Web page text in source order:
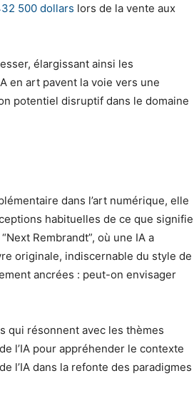
500 dollars lors de la vente aux
élargissant ainsi les
en art pavent la voie vers une
potentiel disruptif dans le domaine
dans l’art numérique, elle
habituelles de ce que signifie
Rembrandt”, où une IA a
originale, indiscernable du style de
ancrées : peut-on envisager
qui résonnent avec les thèmes
l’IA pour appréhender le contexte
l’IA dans la refonte des paradigmes